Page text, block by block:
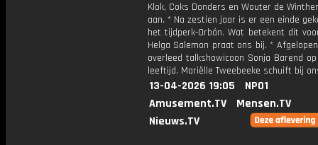
Klok, Coks Donders en Wouter de
aan. * Na zestien jaar is er een einde
het tijdperk-Orbán. Wat betekent dit
Helga Salemon praat ons bij. *
overleed talkshowicoon Sonja Barend
leeftijd. Mariëlle Tweebeeke schuift bij
13-04-2026 19:05
NPO1
Amusement.TV
Mensen.TV
Nieuws.TV